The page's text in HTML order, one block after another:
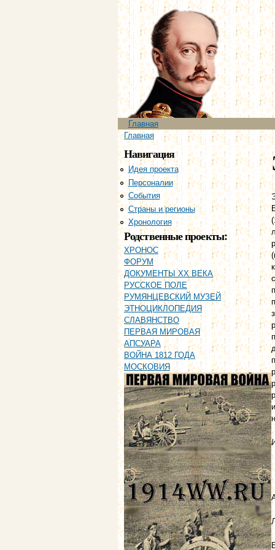
Главное меню
Главная
Вы здесь
Главная
Навигация
Идея проекта
Персоналии
События
Страны и регионы
Хронология
Родственные проекты:
ХРОНОС
ФОРУМ
ДОКУМЕНТЫ XX ВЕКА
РУССКОЕ ПОЛЕ
РУМЯНЦЕВСКИЙ МУЗЕЙ
ЭТНОЦИКЛОПЕДИЯ
СЛАВЯНСТВО
ПЕРВАЯ МИРОВАЯ
АПСУАРА
ВОЙНА 1812 ГОДА
МОСКОВИЯ